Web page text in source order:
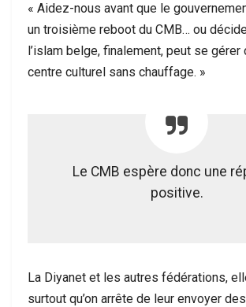
« Aidez-nous avant que le
un troisième reboot du CMB… ou
l’islam belge, finalement, peut se gérer
centre culturel sans chauffage. »
Le CMB espère donc une
positive.
La Diyanet et les autres fédérations,
surtout qu’on arrête de leur envoyer